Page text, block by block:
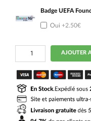
Badge UEFA
Oui +2.50€
quantité
Maillot
Kit
Enfant
Allemagne
Domicile
2024
2025
Musiala
AJOUTER